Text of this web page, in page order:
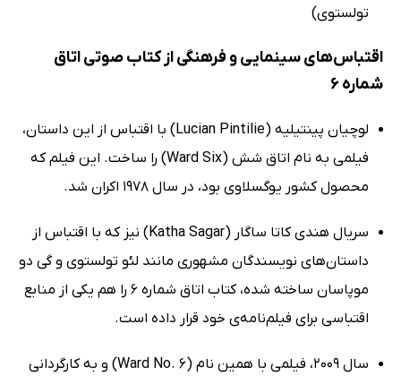
تولستوی)
اقتباس‌های سینمایی و فرهنگی از کتاب صوتی اتاق
شماره 6
لوچیان پینتیلیه (Lucian Pintilie) با اقتباس از این داستان،
فیلمی به نام اتاق شش (Ward Six) را ساخت. این فیلم که
محصول کشور یوگسلاوی بود، در سال 1978 اکران شد.
سریال هندی کاتا ساگار (Katha Sagar) نیز که با اقتباس از
داستان‌های نویسندگان مشهوری مانند لئو تولستوی و گی دو
موپاسان ساخته شده، کتاب اتاق شماره 6 را هم یکی از منابع
اقتباسی برای فیلم‌نامه‌ی خود قرار داده است.
سال 2009، فیلمی با همین نام (Ward No. 6) و به کارگردانی